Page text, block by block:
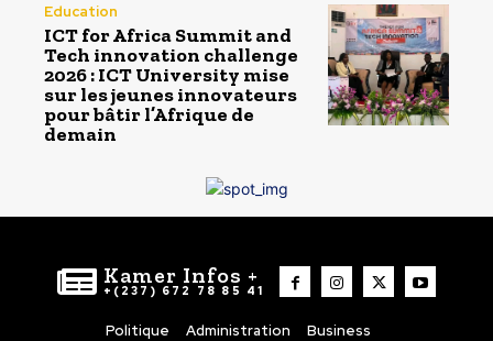
Education
ICT for Africa Summit and
Tech innovation challenge
2026 : ICT University mise
sur les jeunes innovateurs
pour bâtir l’Afrique de
demain
Kamer Infos +
+(237) 672 78 85 41
Politique Administration
Business